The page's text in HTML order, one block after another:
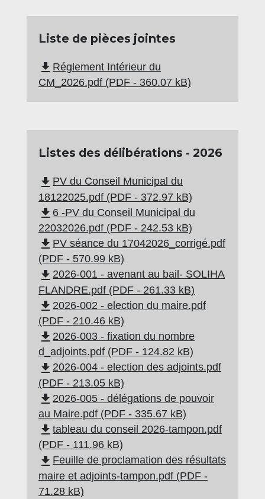
Liste de pièces jointes
file_download Réglement Intérieur du
CM_2026.pdf (PDF - 360.07 kB)
Listes des délibérations - 2026
file_download PV du Conseil Municipal du
18122025.pdf (PDF - 372.97 kB)
file_download 6 -PV du Conseil Municipal du
22032026.pdf (PDF - 242.53 kB)
file_download PV séance du 17042026_corrigé.pdf
(PDF - 570.99 kB)
file_download 2026-001 - avenant au bail- SOLIHA
FLANDRE.pdf (PDF - 261.33 kB)
file_download 2026-002 - election du maire.pdf
(PDF - 210.46 kB)
file_download 2026-003 - fixation du nombre
d_adjoints.pdf (PDF - 124.82 kB)
file_download 2026-004 - election des adjoints.pdf
(PDF - 213.05 kB)
file_download 2026-005 - délégations de pouvoir
au Maire.pdf (PDF - 335.67 kB)
file_download tableau du conseil 2026-tampon.pdf
(PDF - 111.96 kB)
file_download Feuille de proclamation des résultats
maire et adjoints-tampon.pdf (PDF -
71.28 kB)